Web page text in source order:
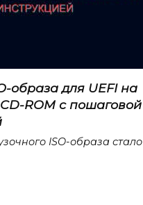
образа для UEFI на
ROM с пошаговой
ISO-образа стало